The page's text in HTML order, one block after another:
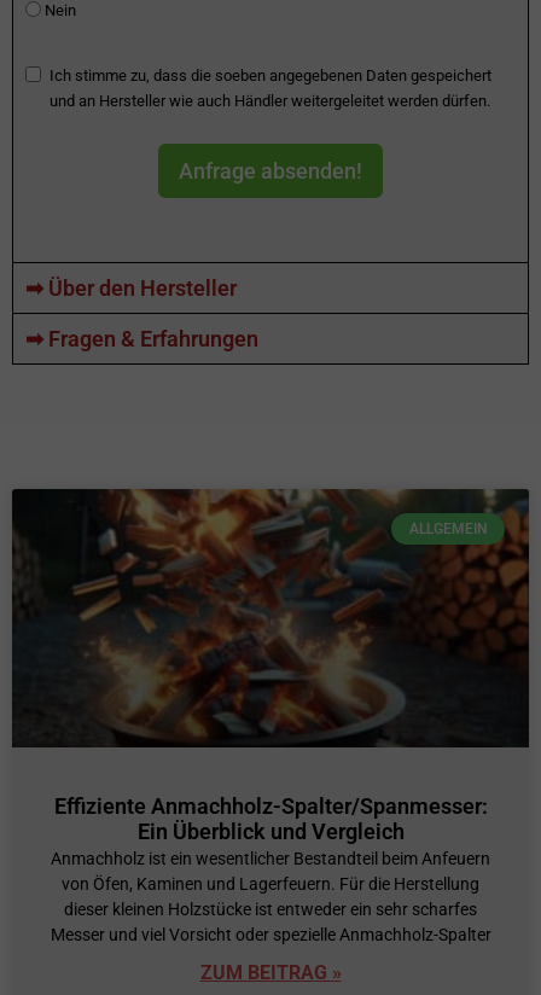
Nein
Ich stimme zu, dass die soeben angegebenen Daten gespeichert
und an Hersteller wie auch Händler weitergeleitet werden dürfen.
Anfrage absenden!
➡ Über den Hersteller
➡ Fragen & Erfahrungen
ALLGEMEIN
Effiziente Anmachholz-Spalter/Spanmesser:
Ein Überblick und Vergleich
Anmachholz ist ein wesentlicher Bestandteil beim Anfeuern
von Öfen, Kaminen und Lagerfeuern. Für die Herstellung
dieser kleinen Holzstücke ist entweder ein sehr scharfes
Messer und viel Vorsicht oder spezielle Anmachholz-Spalter
ZUM BEITRAG »